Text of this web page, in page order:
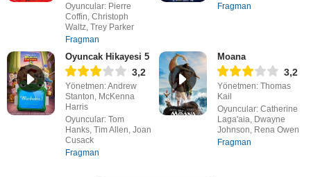
Oyuncular: Pierre
Coffin, Christoph
Waltz, Trey Parker
Fragman
Fragman
Oyuncak Hikayesi 5
3,2
Yönetmen: Andrew
Stanton, McKenna
Harris
Oyuncular: Tom
Hanks, Tim Allen, Joan
Cusack
Fragman
Moana
3,2
Yönetmen: Thomas
Kail
Oyuncular: Catherine
Laga'aia, Dwayne
Johnson, Rena Owen
Fragman